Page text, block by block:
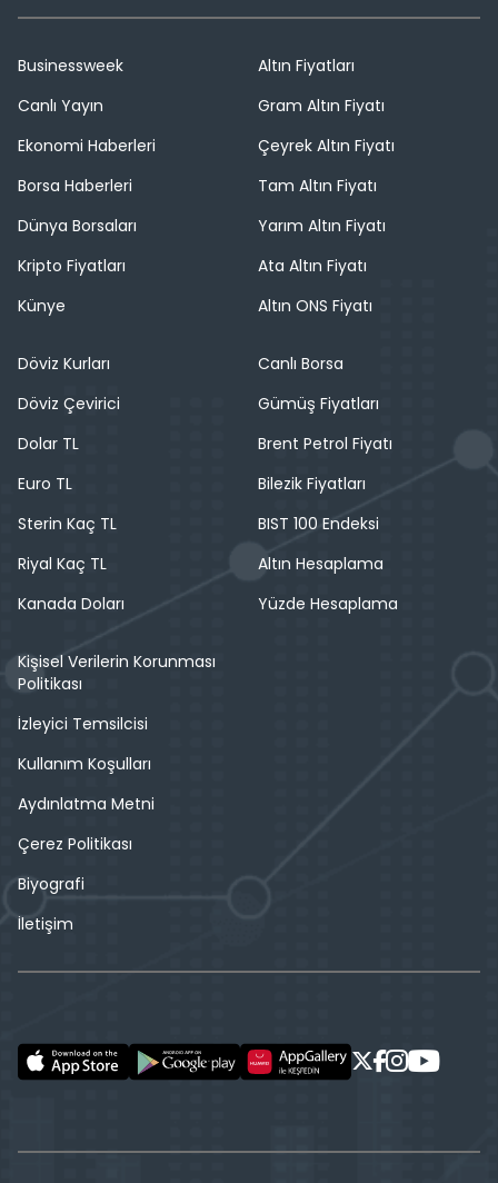
Businessweek
Canlı Yayın
Ekonomi Haberleri
Borsa Haberleri
Dünya Borsaları
Kripto Fiyatları
Künye
Altın Fiyatları
Gram Altın Fiyatı
Çeyrek Altın Fiyatı
Tam Altın Fiyatı
Yarım Altın Fiyatı
Ata Altın Fiyatı
Altın ONS Fiyatı
Döviz Kurları
Döviz Çevirici
Dolar TL
Euro TL
Sterin Kaç TL
Riyal Kaç TL
Kanada Doları
Canlı Borsa
Gümüş Fiyatları
Brent Petrol Fiyatı
Bilezik Fiyatları
BIST 100 Endeksi
Altın Hesaplama
Yüzde Hesaplama
Kişisel Verilerin Korunması
Politikası
İzleyici Temsilcisi
Kullanım Koşulları
Aydınlatma Metni
Çerez Politikası
Biyografi
İletişim